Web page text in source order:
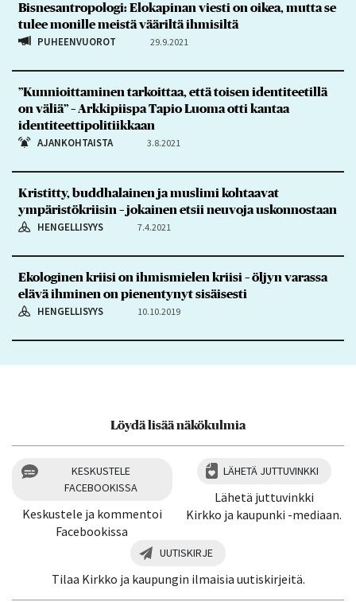
Bisnesantropologi: Elokapinan viesti on oikea, mutta se
tulee monille meistä vääriltä ihmisiltä
PUHEENVUOROT 29.9.2021
”Kunnioittaminen tarkoittaa, että toisen identiteetillä
on väliä” – Arkkipiispa Tapio Luoma otti kantaa
identiteettipolitiikkaan
AJANKOHTAISTA 3.8.2021
Kristitty, buddhalainen ja muslimi kohtaavat
ympäristökriisin – jokainen etsii neuvoja uskonnostaan
HENGELLISYYS 7.4.2021
Ekologinen kriisi on ihmismielen kriisi – öljyn varassa
elävä ihminen on pienentynyt sisäisesti
HENGELLISYYS 10.10.2019
Löydä lisää näkökulmia
KESKUSTELE
FACEBOOKISSA
Keskustele ja kommentoi
Facebookissa
LÄHETÄ JUTTUVINKKI
Lähetä juttuvinkki
Kirkko ja kaupunki -mediaan.
UUTISKIRJE
Tilaa Kirkko ja kaupungin ilmaisia uutiskirjeitä.